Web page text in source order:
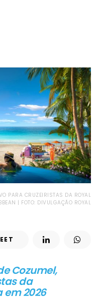
PARA CRUZEIRISTAS DA ROYAL
| FOTO: DIVULGAÇÃO ROYAL
Cozumel,
da
2026